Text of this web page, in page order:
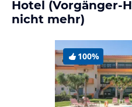
Hotel (Vorgänger-
nicht mehr)
100%